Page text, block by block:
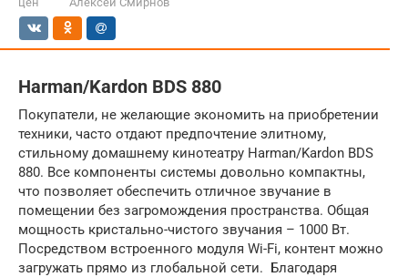
Harman/Kardon BDS 880
Покупатели, не желающие экономить на приобретении
техники, часто отдают предпочтение элитному,
стильному домашнему кинотеатру Harman/Kardon BDS
880. Все компоненты системы довольно компактны,
что позволяет обеспечить отличное звучание в
помещении без загромождения пространства. Общая
мощность кристально-чистого звучания – 1000 Вт.
Посредством встроенного модуля Wi-Fi, контент можно
загружать прямо из глобальной сети. Благодаря